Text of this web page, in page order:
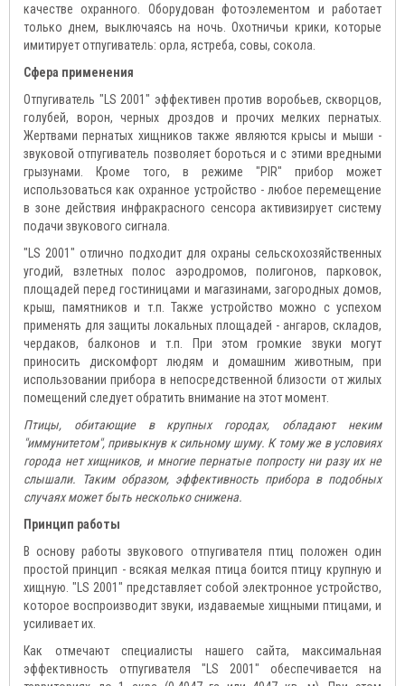
качестве охранного. Оборудован фотоэлементом и работает
только днем, выключаясь на ночь. Охотничьи крики, которые
имитирует отпугиватель: орла, ястреба, совы, сокола.
Сфера применения
Отпугиватель "LS 2001" эффективен против воробьев, скворцов,
голубей, ворон, черных дроздов и прочих мелких пернатых.
Жертвами пернатых хищников также являются крысы и мыши -
звуковой отпугиватель позволяет бороться и с этими вредными
грызунами. Кроме того, в режиме "PIR" прибор может
использоваться как охранное устройство - любое перемещение
в зоне действия инфракрасного сенсора активизирует систему
подачи звукового сигнала.
"LS 2001" отлично подходит для охраны сельскохозяйственных
угодий, взлетных полос аэродромов, полигонов, парковок,
площадей перед гостиницами и магазинами, загородных домов,
крыш, памятников и т.п. Также устройство можно с успехом
применять для защиты локальных площадей - ангаров, складов,
чердаков, балконов и т.п. При этом громкие звуки могут
приносить дискомфорт людям и домашним животным, при
использовании прибора в непосредственной близости от жилых
помещений следует обратить внимание на этот момент.
Птицы, обитающие в крупных городах, обладают неким
"иммунитетом", привыкнув к сильному шуму. К тому же в условиях
города нет хищников, и многие пернатые попросту ни разу их не
слышали. Таким образом, эффективность прибора в подобных
случаях может быть несколько снижена.
Принцип работы
В основу работы звукового отпугивателя птиц положен один
простой принцип - всякая мелкая птица боится птицу крупную и
хищную. "LS 2001" представляет собой электронное устройство,
которое воспроизводит звуки, издаваемые хищными птицами, и
усиливает их.
Как отмечают специалисты нашего сайта, максимальная
эффективность отпугивателя "LS 2001" обеспечивается на